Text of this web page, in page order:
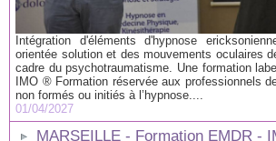
Intégration d'éléments d'hypnose
orientée solution et des mouvements oculaires
cadre du psychotraumatisme. Une formation
IMO ® Formation réservée aux professionnels
non formés ou initiés à l’hypnose....
01/04/2027
MARSEILLE - Formation EMDR -